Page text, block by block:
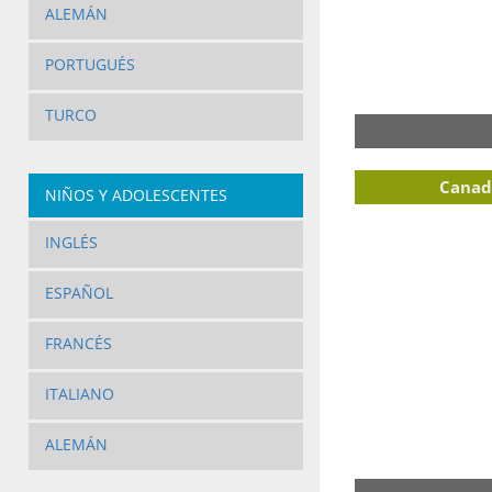
ALEMÁN
PORTUGUÉS
TURCO
NIÑOS Y ADOLESCENTES
INGLÉS
ESPAÑOL
FRANCÉS
ITALIANO
ALEMÁN